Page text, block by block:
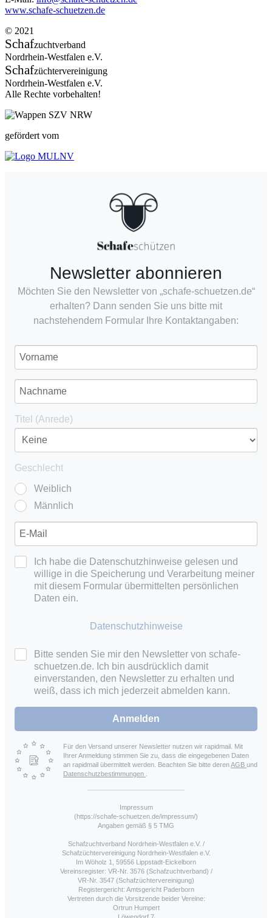
www.schafe-schuetzen.de
© 2021
Schafzuchtverband
Nordrhein-Westfalen e.V.
Schafzüchtervereinigung
Nordrhein-Westfalen e.V.
Alle Rechte vorbehalten!
gefördert vom
Newsletter abonnieren
Möchten Sie den Newsletter von „schafe-schuetzen.de“
erhalten? Dann senden Sie uns bitte mit
nachstehendem Formular Ihre Kontaktangaben:
Titel (Anrede)
Geschlecht
Weiblich
Männlich
Ich habe die Datenschutzhinweise gelesen und
willige in die Speicherung und Verarbeitung meiner
mit diesem Formular übermittelten persönlichen
Daten ein.
Datenschutzhinweise
Bitte senden Sie mir den Newsletter von schafe-
schuetzen.de. Ich bin ausdrücklich damit
einverstanden, den Newsletter zu erhalten und
weiß, dass ich mich jederzeit abmelden kann.
Anmelden
Für den Versand unserer Newsletter nutzen wir rapidmail. Mit
Ihrer Anmeldung stimmen Sie zu, dass die eingegebenen Daten
an rapidmail übermittelt werden. Beachten Sie bitte derenAGB und
Datenschutzbestimmungen
Impressum
(https://schafe-schuetzen.de/impressum/)
Angaben gemäß § 5 TMG
Schafzuchtverband Nordrhein-Westfalen e.V. /
Schafzüchtervereinigung Nordrhein-Westfalen e.V.
Im Wöholz 1, 59556 Lippstadt-Eickelborn
Vereinsregister: VR-Nr. 3576 (Schafzuchtverband) /
VR-Nr. 3547 (Schafzüchtervereinigung)
Registergericht: Amtsgericht Paderborn
Vertreten durch die Vorsitzende beider Vereine:
Ortrun Humpert